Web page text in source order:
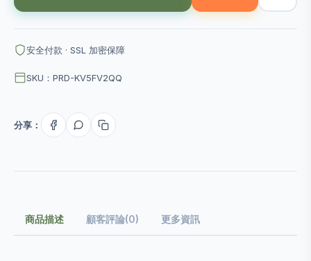
安全付款 · SSL 加密保障
SKU：PRD-KV5FV2QQ
分享：
商品描述 顧客評論(0) 更多資訊